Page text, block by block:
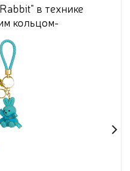
в технике
кольцом-
в
дизайна